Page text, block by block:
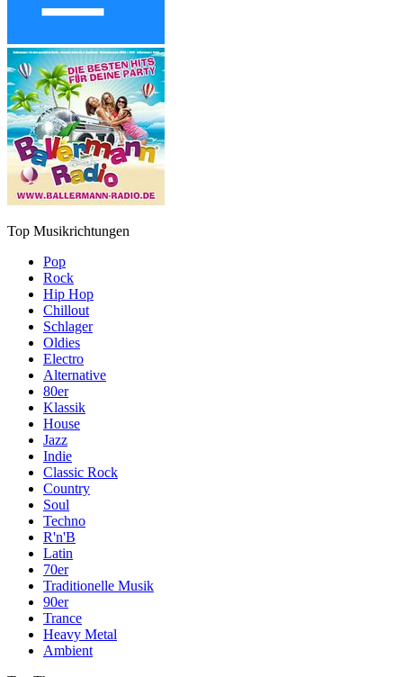
Top Musikrichtungen
Pop
Rock
Hip Hop
Chillout
Schlager
Oldies
Electro
Alternative
80er
Klassik
House
Jazz
Indie
Classic Rock
Country
Soul
Techno
R'n'B
Latin
70er
Traditionelle Musik
90er
Trance
Heavy Metal
Ambient